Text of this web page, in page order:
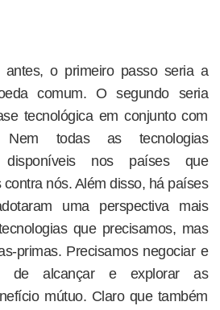
o primeiro passo seria a
comum. O segundo seria
tecnológica em conjunto com
Nem todas as tecnologias
disponíveis nos países que
nós. Além disso, há países
uma perspectiva mais
que precisamos, mas
primas. Precisamos negociar e
de alcançar e explorar as
mútuo. Claro que também